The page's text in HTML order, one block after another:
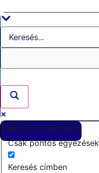
a
tartalomhoz
Találatok megnyitása
Csak pontos egyezések
Keresés címben